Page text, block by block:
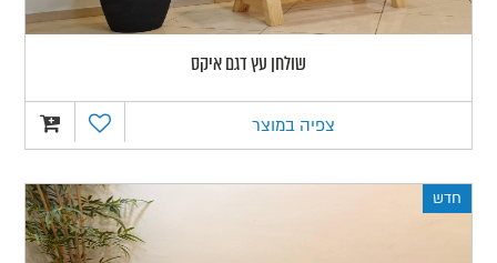
שולחן עץ דגם איקס
צפיה במוצר
חדש